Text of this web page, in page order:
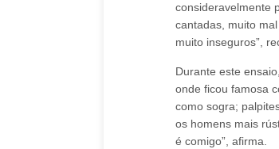
consideravelmente
cantadas, muito
muito inseguros”,
Durante este
onde ficou famosa
como sogra;
os homens mais
é comigo”, afirma.